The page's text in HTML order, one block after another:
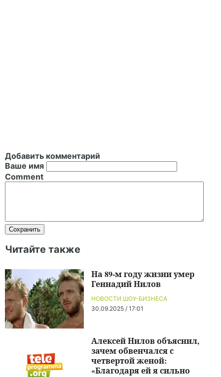
Добавить комментарий
Ваше имя
Comment
Читайте также
НОВОСТИ ШОУ-БИЗНЕСА
30.09.2025 / 17:01
На 89-м году жизни умер
Геннадий Нилов
Алексей Нилов объяснил,
зачем обвенчался с
четвертой женой:
«Благодаря ей я сильно